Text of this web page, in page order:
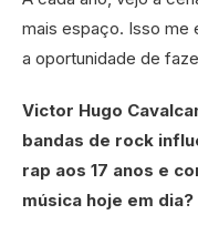
mais espaço. Isso me
a oportunidade de
Victor Hugo
bandas de rock
rap aos 17 anos e
música hoje em dia?